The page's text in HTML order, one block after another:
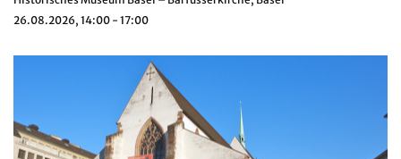
26.08.2026, 14:00 - 17:00